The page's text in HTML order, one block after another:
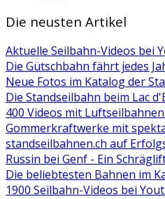
Die neusten Artikel
Aktuelle Seilbahn-Videos bei
Die Gütschbahn fährt jedes
Neue Fotos im Katalog der
Die Standseilbahn beim Lac
400 Videos mit
Gommerkraftwerke mit
standseilbahnen.ch auf
Russin bei Genf - Ein
Die beliebtesten Bahnen im
1900 Seilbahn-Videos bei